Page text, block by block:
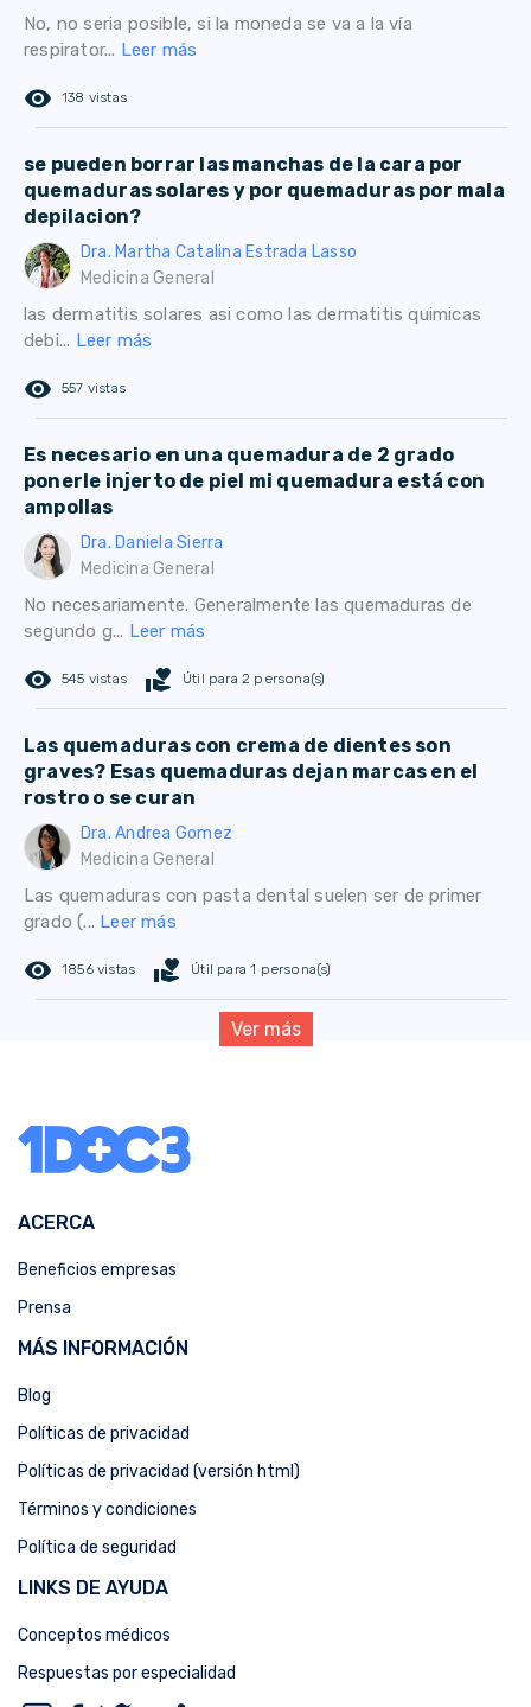
No, no seria posible, si la moneda se va a la vía
respirator... Leer más
remove_red_eye 138 vistas
se pueden borrar las manchas de la cara por
quemaduras solares y por quemaduras por mala
depilacion?
Dra. Martha Catalina Estrada Lasso
Medicina General
las dermatitis solares asi como las dermatitis quimicas
debi... Leer más
remove_red_eye 557 vistas
Es necesario en una quemadura de 2 grado
ponerle injerto de piel mi quemadura está con
ampollas
Dra. Daniela Sierra
Medicina General
No necesariamente. Generalmente las quemaduras de
segundo g... Leer más
remove_red_eye 545 vistas volunteer_activism Útil para 2 persona(s)
Las quemaduras con crema de dientes son
graves? Esas quemaduras dejan marcas en el
rostro o se curan
Dra. Andrea Gomez
Medicina General
Las quemaduras con pasta dental suelen ser de primer
grado (... Leer más
remove_red_eye 1856 vistas volunteer_activism Útil para 1 persona(s)
Ver más
ACERCA
Beneficios empresas
Prensa
MÁS INFORMACIÓN
Blog
Políticas de privacidad
Políticas de privacidad (versión html)
Términos y condiciones
Política de seguridad
LINKS DE AYUDA
Conceptos médicos
Respuestas por especialidad